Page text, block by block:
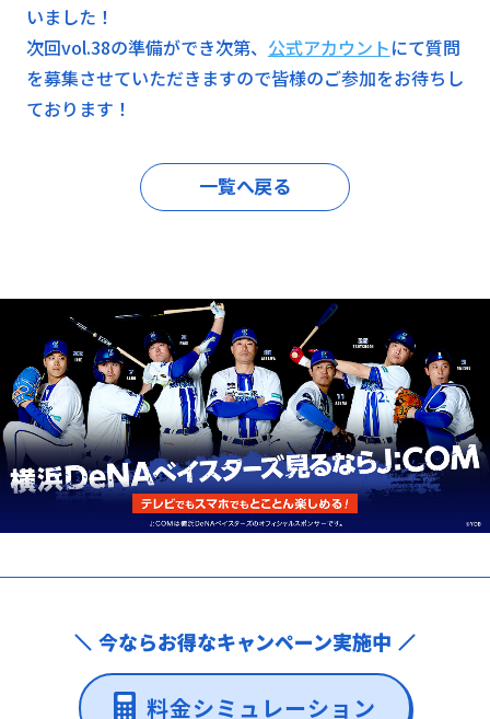
いました！
次回vol.38の準備ができ次第、 公式アカウントにて質問
を募集させていただきますので皆様のご参加をお待ちし
ております！
一覧へ戻る
今ならお得なキャンペーン実施中
料金シミュレーション